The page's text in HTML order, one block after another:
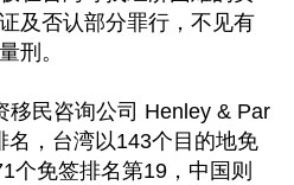
及否认部分罪行，不见有
刑。
移民咨询公司 Henley & Par
名，台湾以143个目的地免
个免签排名第19，中国则